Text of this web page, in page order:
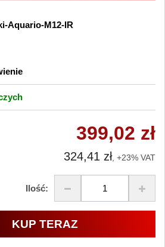
Aquario-M12-IR
399,02 zł
324,41 zł, +23% VAT
Ilość:
KUP TERAZ